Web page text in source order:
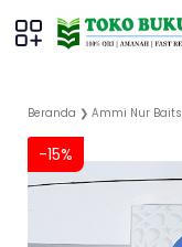
Beranda ❯ Ammi Nur Baits
-15%